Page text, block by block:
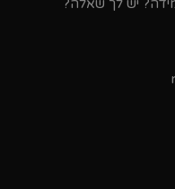
יש לך שאלה?